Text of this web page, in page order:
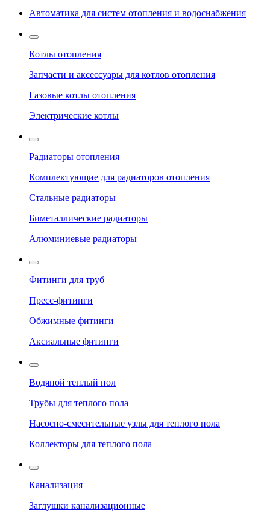
Автоматика для систем отопления и водоснабжения
Котлы отопления
Запчасти и аксессуары для котлов отопления
Газовые котлы отопления
Электрические котлы
Радиаторы отопления
Комплектующие для радиаторов отопления
Стальные радиаторы
Биметаллические радиаторы
Алюминиевые радиаторы
Фитинги для труб
Пресс-фитинги
Обжимные фитинги
Аксиальные фитинги
Водяной теплый пол
Трубы для теплого пола
Насосно-смесительные узлы для теплого пола
Коллекторы для теплого пола
Канализация
Заглушки канализационные